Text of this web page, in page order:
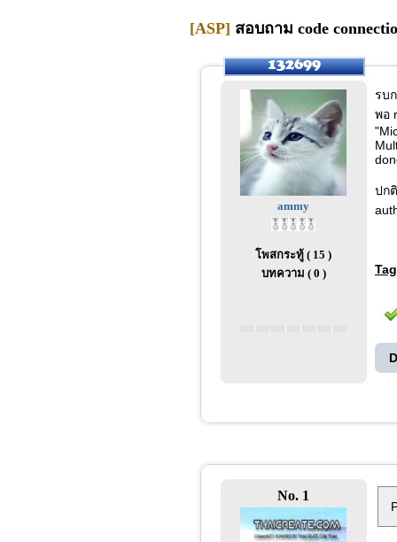
[ASP] สอบถาม code
ammy
โพสกระทู้ ( 15 )
บทความ ( 0 )
รบ
พอ
ปก
Tag
No. 1